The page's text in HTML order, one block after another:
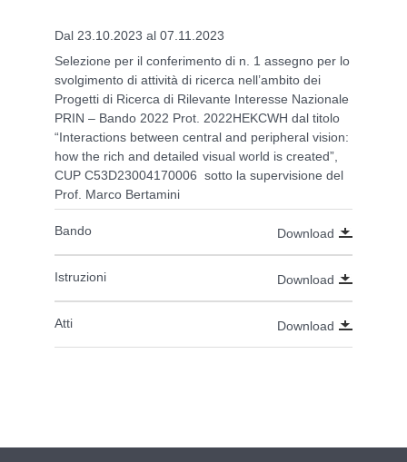
Dal 23.10.2023 al 07.11.2023
Selezione per il conferimento di n. 1 assegno per lo
svolgimento di attività di ricerca nell’ambito dei
Progetti di Ricerca di Rilevante Interesse Nazionale
PRIN – Bando 2022 Prot. 2022HEKCWH dal titolo
“Interactions between central and peripheral vision:
how the rich and detailed visual world is created”,
CUP C53D23004170006 sotto la supervisione del
Prof. Marco Bertamini
Bando Download
Istruzioni Download
Atti Download